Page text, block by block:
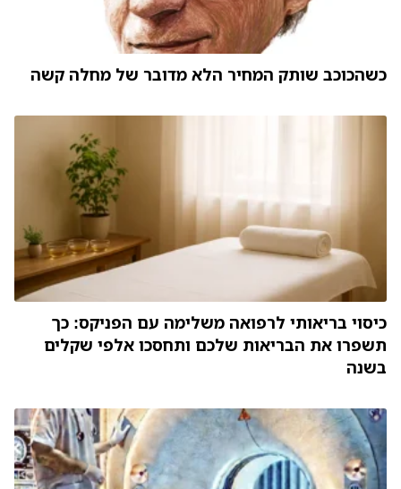
כשהכוכב שותק המחיר הלא מדובר של מחלה קשה
כיסוי בריאותי לרפואה משלימה עם הפניקס: כך
תשפרו את הבריאות שלכם ותחסכו אלפי שקלים
בשנה